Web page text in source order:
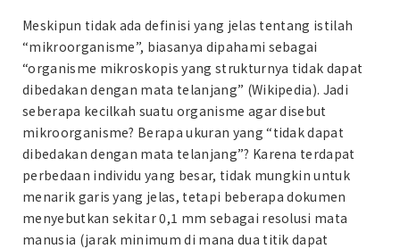
Meskipun tidak ada definisi yang jelas tentang istilah
“mikroorganisme”, biasanya dipahami sebagai
“organisme mikroskopis yang strukturnya tidak dapat
dibedakan dengan mata telanjang” (Wikipedia). Jadi
seberapa kecilkah suatu organisme agar disebut
mikroorganisme? Berapa ukuran yang “tidak dapat
dibedakan dengan mata telanjang”? Karena terdapat
perbedaan individu yang besar, tidak mungkin untuk
menarik garis yang jelas, tetapi beberapa dokumen
menyebutkan sekitar 0,1 mm sebagai resolusi mata
manusia (jarak minimum di mana dua titik dapat